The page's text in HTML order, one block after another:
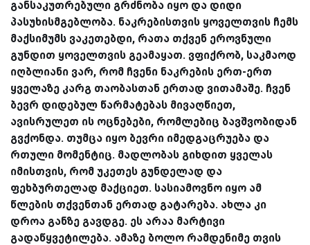
განსაკუთრებული გრძნობა იყო და დიდი
პასუხისმგებლობა. ნაკრებისთვის ყოველთვის ჩემს
მაქსიმუმს ვაკეთებდი, რათა თქვენ ეროვნული
გუნდით ყოველთვის გეამაყათ. ვფიქრობ, საკმაოდ
იღბლიანი ვარ, რომ ჩვენი ნაკრების ერთ-ერთ
ყველაზე კარგ თაობასთან ერთად ვითამაშე. ჩვენ
ბევრ დიდებულ წარმატებას მივაღწიეთ,
ავისრულეთ ის ოცნებები, რომლებიც ბავშვობიდან
გვქონდა. თუმცა იყო ბევრი იმედგაცრუება და
რთული მომენტიც. მადლობას გიხდით ყველას
იმისთვის, რომ უკეთეს გუნდელად და
ფეხბურთელად მაქციეთ. სასიამოვნო იყო ამ
წლების თქვენთან ერთად გატარება. ახლა კი
დროა განზე გავდგე. ეს არაა მარტივი
გადაწყვეტილება. ამაზე ბოლო რამდენიმე თვის